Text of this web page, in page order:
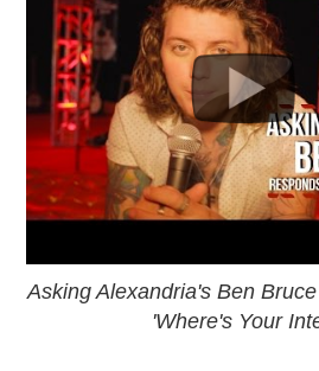
Asking Alexandria's Ben
'Where's Your